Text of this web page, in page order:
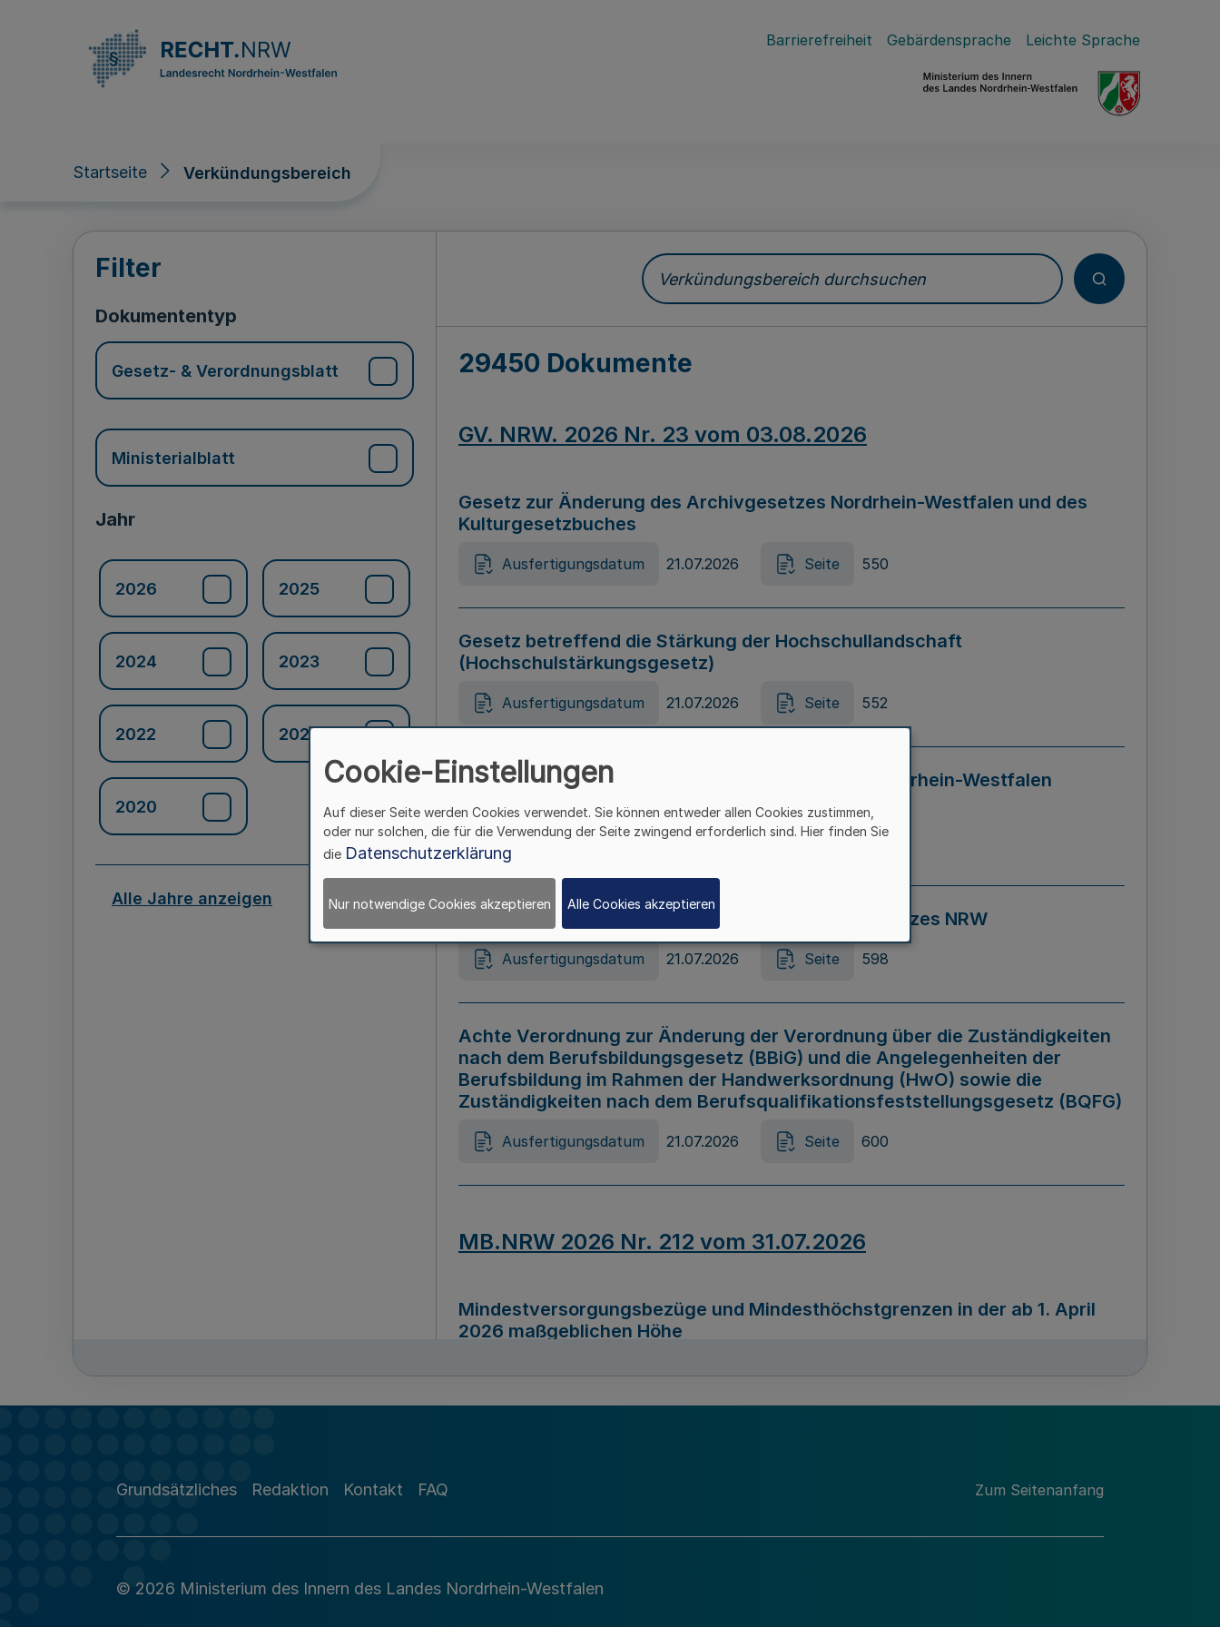
Barrierefreiheit Gebärdensprache Leichte Sprache
Startseite Verkündungsbereich
Verkündungsbereich
Filter
Dokumententyp
Gesetz- & Verordnungsblatt
Ministerialblatt
Jahr
2026 2025
2024 2023
2022 2021
2020
Alle Jahre anzeigen
Verkündungsbereich durchsuchen
29450 Dokumente
GV. NRW. 2026 Nr. 23 vom 03.08.2026
Gesetz zur Änderung des Archivgesetzes Nordrhein-Westfalen und des
Kulturgesetzbuches
Ausfertigungsdatum 21.07.2026 Seite 550
Gesetz betreffend die Stärkung der Hochschullandschaft
(Hochschulstärkungsgesetz)
Ausfertigungsdatum 21.07.2026 Seite 552
Gesetz zur Vermeidung von Diskriminierung in Nordrhein-Westfalen
(Landesantidiskriminierungsgesetz – LADG NRW)
Ausfertigungsdatum 21.07.2026 Seite 595
Gesetz zur Änderung des Online-Casinospiel Gesetzes NRW
Ausfertigungsdatum 21.07.2026 Seite 598
Achte Verordnung zur Änderung der Verordnung über die Zuständigkeiten
nach dem Berufsbildungsgesetz (BBiG) und die Angelegenheiten der
Berufsbildung im Rahmen der Handwerksordnung (HwO) sowie die
Zuständigkeiten nach dem Berufsqualifikationsfeststellungsgesetz (BQFG)
Ausfertigungsdatum 21.07.2026 Seite 600
MB.NRW 2026 Nr. 212 vom 31.07.2026
Mindestversorgungsbezüge und Mindesthöchstgrenzen in der ab 1. April
2026 maßgeblichen Höhe
Richtlinie zur Durchführung des Förderprogramms „Mittelstand Innovativ &
Grundsätzliches Redaktion Kontakt FAQ Zum Seitenanfang
© 2026 Ministerium des Innern des Landes Nordrhein-Westfalen
Cookie-Einstellungen
Auf dieser Seite werden Cookies verwendet. Sie können entweder allen Cookies zustimmen,
oder nur solchen, die für die Verwendung der Seite zwingend erforderlich sind. Hier finden Sie
die Datenschutzerklärung
Nur notwendige Cookies akzeptieren Alle Cookies akzeptieren